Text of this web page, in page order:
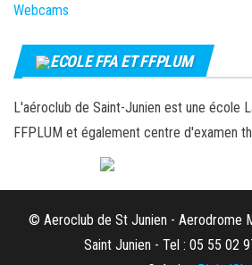
Webcams
ECOLE FFA ET FFPLUM
L'aéroclub de Saint-Junien est une école
FFPLUM et également centre d'examen
© Aeroclub de St Junien - Aerodrome
Saint Junien - Tel : 05 55 02